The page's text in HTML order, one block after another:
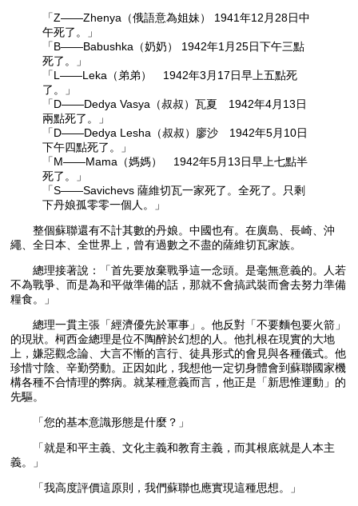
「Z——Zhenya（俄語意為姐妹） 1941年12月28日中
午死了。」
「B——Babushka（奶奶） 1942年1月25日下午三點
死了。」
「L——Leka（弟弟） 1942年3月17日早上五點死
了。」
「D——Dedya Vasya（叔叔）瓦夏 1942年4月13日
兩點死了。」
「D——Dedya Lesha（叔叔）廖沙 1942年5月10日
下午四點死了。」
「M——Mama（媽媽） 1942年5月13日早上七點半
死了。」
「S——Savichevs 薩維切瓦一家死了。全死了。只剩
下丹娘孤零零一個人。」
整個蘇聯還有不計其數的丹娘。中國也有。在廣島、長崎、沖
繩、全日本、全世界上，曾有過數之不盡的薩維切瓦家族。
總理接著說：「首先要放棄戰爭這一念頭。是毫無意義的。人若
不為戰爭、而是為和平做準備的話，那就不會搞武裝而會去努力準備
糧食。」
總理一貫主張「經濟優先於軍事」。他反對「不要麵包要火箭」
的現狀。柯西金總理是位不陶醉於幻想的人。他扎根在現實的大地
上，嫌惡觀念論、大言不慚的言行、徒具形式的會見與各種儀式。他
珍惜寸陰、辛勤勞動。正因如此，我想他一定切身體會到蘇聯國家機
構各種不合情理的弊病。就某種意義而言，他正是「新思惟運動」的
先驅。
「您的基本意識形態是什麼？」
「就是和平主義、文化主義和教育主義，而其根底就是人本主
義。」
「我高度評價這原則，我們蘇聯也應實現這種思想。」